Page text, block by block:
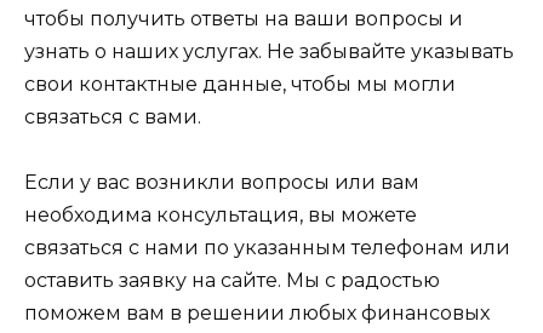
чтобы получить ответы на ваши вопросы и
узнать о наших услугах. Не забывайте указывать
свои контактные данные, чтобы мы могли
связаться с вами.
Если у вас возникли вопросы или вам
необходима консультация, вы можете
связаться с нами по указанным телефонам или
оставить заявку на сайте. Мы с радостью
поможем вам в решении любых финансовых